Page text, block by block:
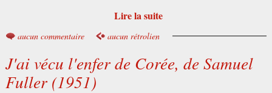
Lire la suite
aucun commentaire aucun rétrolien
J'ai vécu l'enfer de Corée, de Samuel
Fuller (1951)